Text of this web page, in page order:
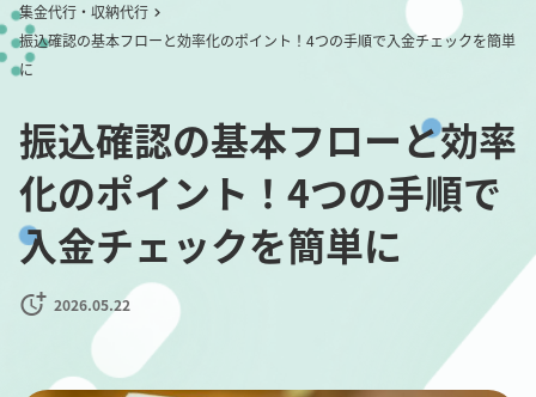
集金代行・収納代行
振込確認の基本フローと効率化のポイント！4つの手順で入金チェックを簡単
に
振込確認の基本フローと効率
化のポイント！4つの手順で
入金チェックを簡単に
2026.05.22